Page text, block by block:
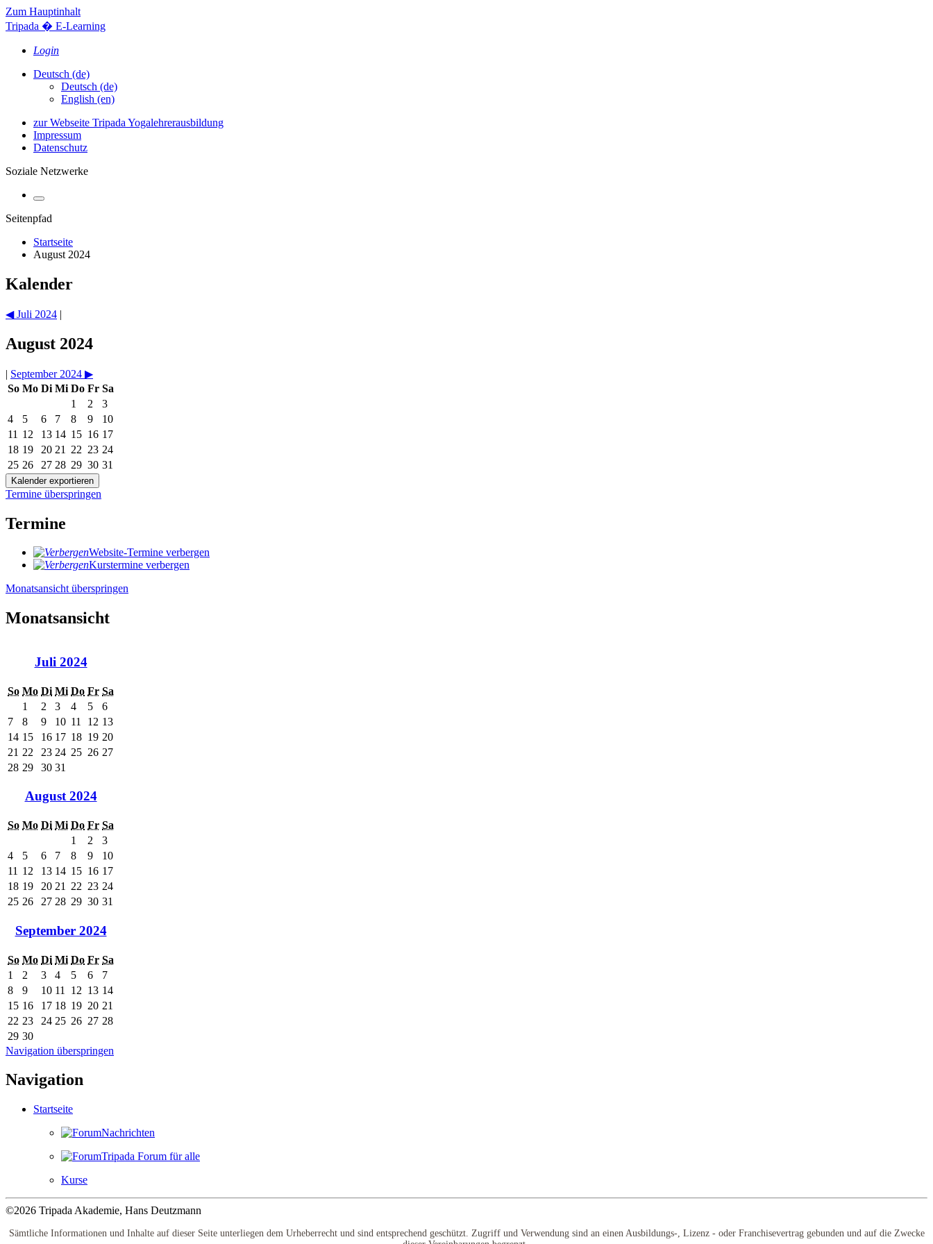
Zum Hauptinhalt
Tripada � E-Learning
Login
Deutsch ‎(de)‎
Deutsch ‎(de)‎
English ‎(en)‎
zur Webseite Tripada Yogalehrerausbildung
Impressum
Datenschutz
Soziale Netzwerke
Seitenpfad
Startseite
August 2024
Kalender
◀︎ Juli 2024 |
August 2024
| September 2024 ▶︎
So Mo Di Mi Do Fr Sa
1
2
3
4
5 6 7 8 9
10
11 12 13 14 15 16 17
18 19 20 21 22 23 24
25 26 27 28 29 30 31
Termine überspringen
Termine
Website-Termine verbergen
Kurstermine verbergen
Monatsansicht überspringen
Monatsansicht
Juli 2024
So Mo Di Mi Do Fr Sa
1
2 3 4 5
6
7
8 9 10 11 12 13
14 15 16 17 18 19 20
21 22 23 24 25 26 27
28 29 30 31
August 2024
So Mo Di Mi Do Fr Sa
1
2
3
4
5 6 7 8 9
10
11 12 13 14 15 16 17
18 19 20 21 22 23 24
25 26 27 28 29 30 31
September 2024
So Mo Di Mi Do Fr Sa
1
2 3 4 5 6
7
8
9 10 11 12 13 14
15 16 17 18 19 20 21
22 23 24 25 26 27 28
29 30
Navigation überspringen
Navigation
Startseite
Nachrichten
Tripada Forum für alle
Kurse
©2026 Tripada Akademie, Hans Deutzmann
Sämtliche Informationen und Inhalte auf dieser Seite unterliegen dem Urheberrecht und sind entsprechend geschützt. Zugriff und Verwendung sind an einen Ausbildungs-, Lizenz - oder Franchisevertrag gebunden und auf die Zwecke